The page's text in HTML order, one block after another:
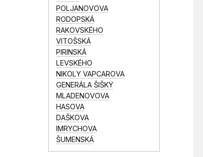
POLJANOVOVA
RODOPSKÁ
RAKOVSKÉHO
VITOŠSKÁ
PIRINSKÁ
LEVSKÉHO
NIKOLY VAPCAROVA
GENERÁLA ŠIŠKY
MLADENOVOVA
HASOVA
DAŠKOVA
IMRYCHOVA
ŠUMENSKÁ